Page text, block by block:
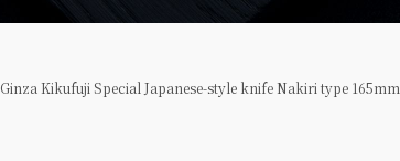
Ginza Kikufuji Special Japanese-style knife Nakiri type 165mm